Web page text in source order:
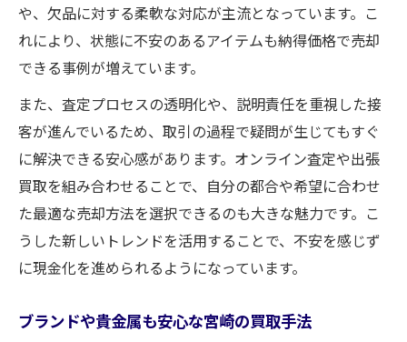
や、欠品に対する柔軟な対応が主流となっています。こ
れにより、状態に不安のあるアイテムも納得価格で売却
できる事例が増えています。
また、査定プロセスの透明化や、説明責任を重視した接
客が進んでいるため、取引の過程で疑問が生じてもすぐ
に解決できる安心感があります。オンライン査定や出張
買取を組み合わせることで、自分の都合や希望に合わせ
た最適な売却方法を選択できるのも大きな魅力です。こ
うした新しいトレンドを活用することで、不安を感じず
に現金化を進められるようになっています。
ブランドや貴金属も安心な宮崎の買取手法